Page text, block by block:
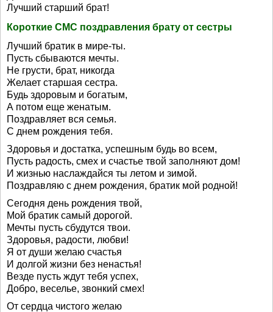
Лучший старший брат!
Короткие СМС поздравления брату от сестры
Лучший братик в мире-ты.
Пусть сбываются мечты.
Не грусти, брат, никогда
Желает старшая сестра.
Будь здоровым и богатым,
А потом еще женатым.
Поздравляет вся семья.
С днем рождения тебя.
Здоровья и достатка, успешным будь во всем,
Пусть радость, смех и счастье твой заполняют дом!
И жизнью наслаждайся ты летом и зимой.
Поздравляю с днем рождения, братик мой родной!
Сегодня день рождения твой,
Мой братик самый дорогой.
Мечты пусть сбудутся твои.
Здоровья, радости, любви!
Я от души желаю счастья
И долгой жизни без ненастья!
Везде пусть ждут тебя успех,
Добро, веселье, звонкий смех!
От сердца чистого желаю